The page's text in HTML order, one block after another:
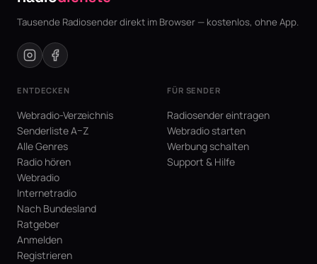
Tausende Radiosender direkt im Browser — kostenlos, ohne App.
ENTDECKEN
Webradio-Verzeichnis
Senderliste A–Z
Alle Genres
Radio hören
Webradio
Internetradio
Nach Bundesland
Ratgeber
Anmelden
Registrieren
FÜR SENDER
Radiosender eintragen
Webradio starten
Werbung schalten
Support & Hilfe